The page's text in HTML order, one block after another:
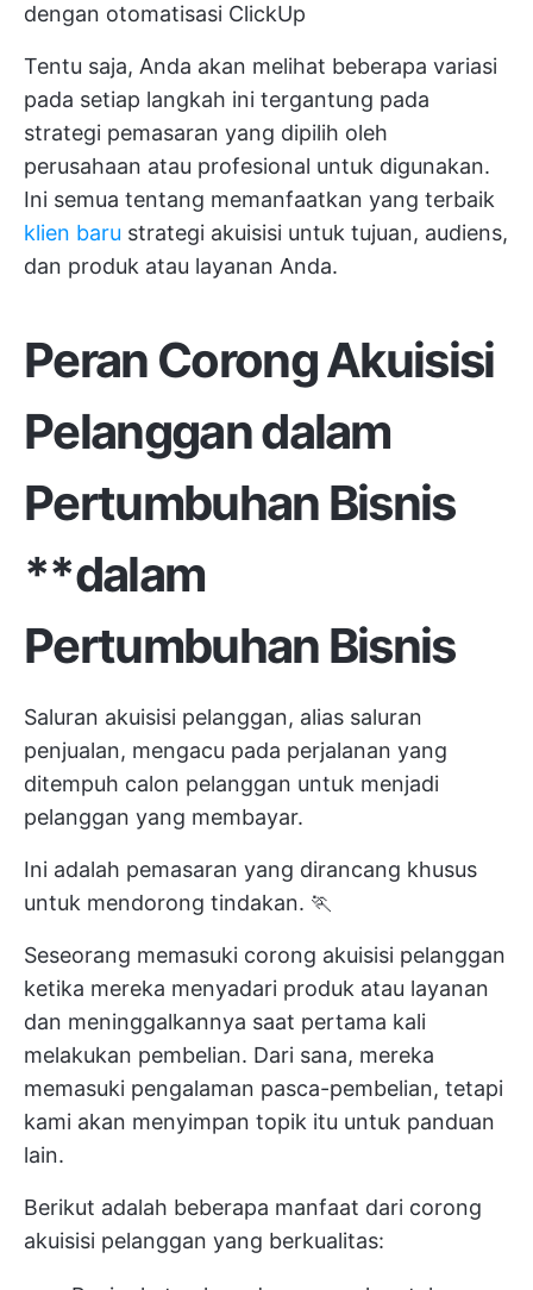
dengan otomatisasi ClickUp
Tentu saja, Anda akan melihat beberapa variasi
pada setiap langkah ini tergantung pada
strategi pemasaran yang dipilih oleh
perusahaan atau profesional untuk digunakan.
Ini semua tentang memanfaatkan yang terbaik
klien baru strategi akuisisi untuk tujuan, audiens,
dan produk atau layanan Anda.
Peran Corong Akuisisi
Pelanggandalam
Pertumbuhan Bisnis
**dalam
Pertumbuhan Bisnis
Saluran akuisisi pelanggan, alias saluran
penjualan, mengacu pada perjalanan yang
ditempuh calon pelanggan untuk menjadi
pelanggan yang membayar.
Ini adalah pemasaran yang dirancang khusus
untuk mendorong tindakan. 🏃
Seseorang memasuki corong akuisisi pelanggan
ketika mereka menyadari produk atau layanan
dan meninggalkannya saat pertama kali
melakukan pembelian. Dari sana, mereka
memasuki pengalaman pasca-pembelian, tetapi
kami akan menyimpan topik itu untuk panduan
lain.
Berikut adalah beberapa manfaat dari corong
akuisisi pelanggan yang berkualitas: